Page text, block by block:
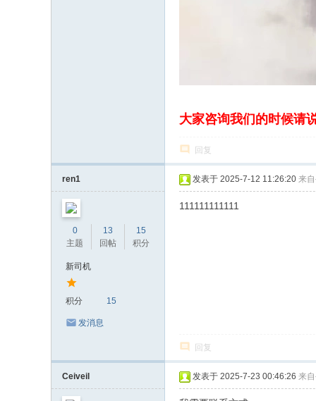
大家咨询我们的时候请
回复
ren1
0
主题
13
回帖
15
积分
新司机
积分 15
发消息
发表于 2025-7-12 11:26:20 来
111111111111
回复
Ceiveil 发表于 2025-7-23 00:46:26 来